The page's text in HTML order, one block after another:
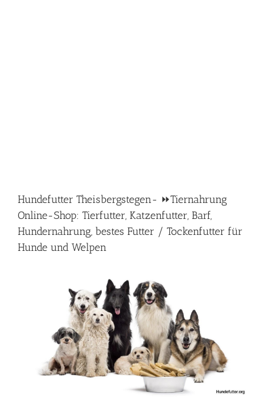
Hundefutter Theisbergstegen- ⏩Tiernahrung
Online-Shop: Tierfutter, Katzenfutter, Barf,
Hundernahrung, bestes Futter / Tockenfutter für
Hunde und Welpen